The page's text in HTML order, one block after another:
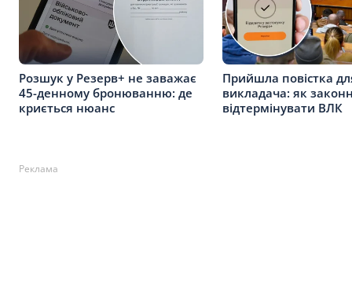
Розшук у Резерв+ не заважає
45-денному бронюванню: де
криється нюанс
Прийшла повістка
викладача: як
відтермінувати ВЛК
Реклама